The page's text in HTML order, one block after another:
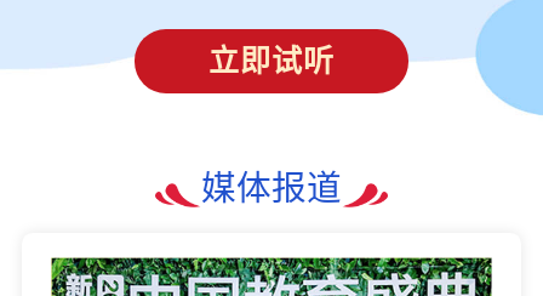
立即试听
媒体报道